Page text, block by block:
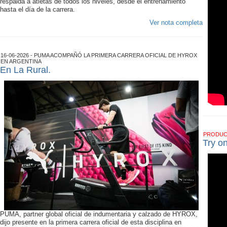
hasta el día de la carrera.
Ver nota completa
16-06-2026 - PUMA ACOMPAÑÓ LA PRIMERA CARRERA OFICIAL DE HYROX
EN ARGENTINA
En La Rural.
PUMA, partner global oficial de indumentaria y calzado de HYROX,
dijo presente en la primera carrera oficial de esta disciplina en
Try